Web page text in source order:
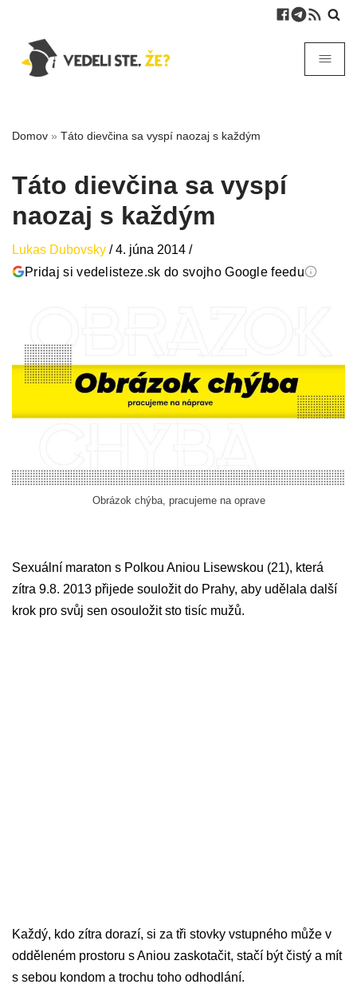
Domov » Táto dievčina sa vyspí naozaj s každým
Táto dievčina sa vyspí
naozaj s každým
Lukas Dubovsky /4. júna 2014 /
Pridaj si vedelisteze.sk do svojho Google feedu
Obrázok chýba, pracujeme na oprave
Sexuální maraton s Polkou Aniou Lisewskou (21), která
zítra 9.8. 2013 přijede souložit do Prahy, aby udělala další
krok pro svůj sen osouložit sto tisíc mužů.
Každý, kdo zítra dorazí, si za tři stovky vstupného může v
odděleném prostoru s Aniou zaskotačit, stačí být čistý a mít
s sebou kondom a trochu toho odhodlání.